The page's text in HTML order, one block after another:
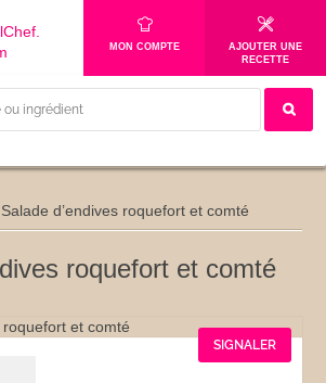
MON COMPTE
AJOUTER UNE
RECETTE
Salade d’endives roquefort et comté
roquefort et comté
SIGNALER